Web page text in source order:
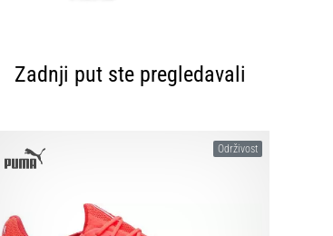
Zadnji put ste pregledavali
Održivost